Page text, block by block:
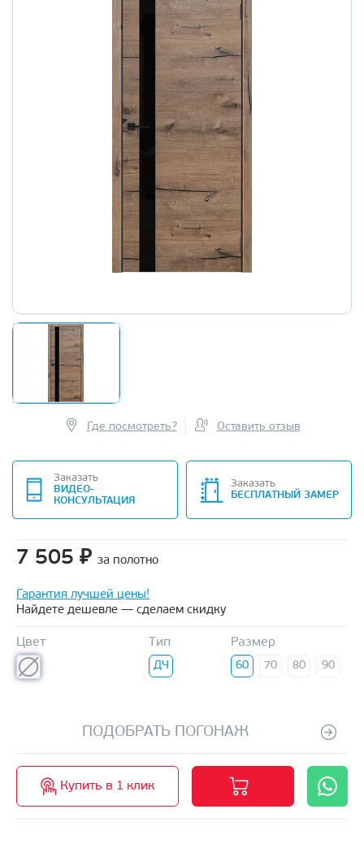
Где посмотреть? Оставить отзыв
Заказать
ВИДЕО-
КОНСУЛЬТАЦИЯ
Заказать
БЕСПЛАТНЫЙ ЗАМЕР
7 505 ₽ за полотно
Гарантия лучшей цены!
Найдете дешевле — сделаем скидку
Цвет Тип
ДЧ
Размер
60 70 80 90
ПОДОБРАТЬ ПОГОНАЖ
Купить в 1 клик